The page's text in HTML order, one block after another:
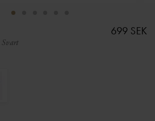
Svart
699 SEK